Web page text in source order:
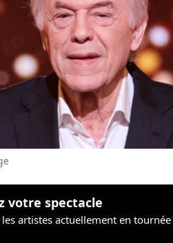
votre spectacle
les artistes actuellement en